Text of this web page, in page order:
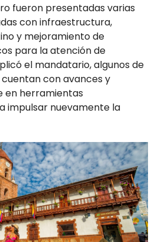
fueron presentadas varias
con infraestructura,
y mejoramiento de
para la atención de
el mandatario, algunos de
con avances y
en herramientas
impulsar nuevamente la